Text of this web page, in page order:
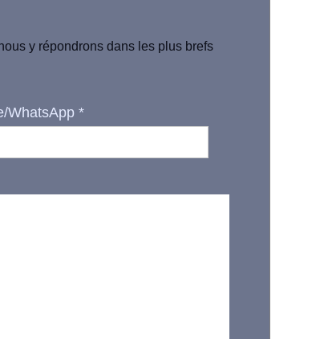
y répondrons dans les plus brefs
WhatsApp *